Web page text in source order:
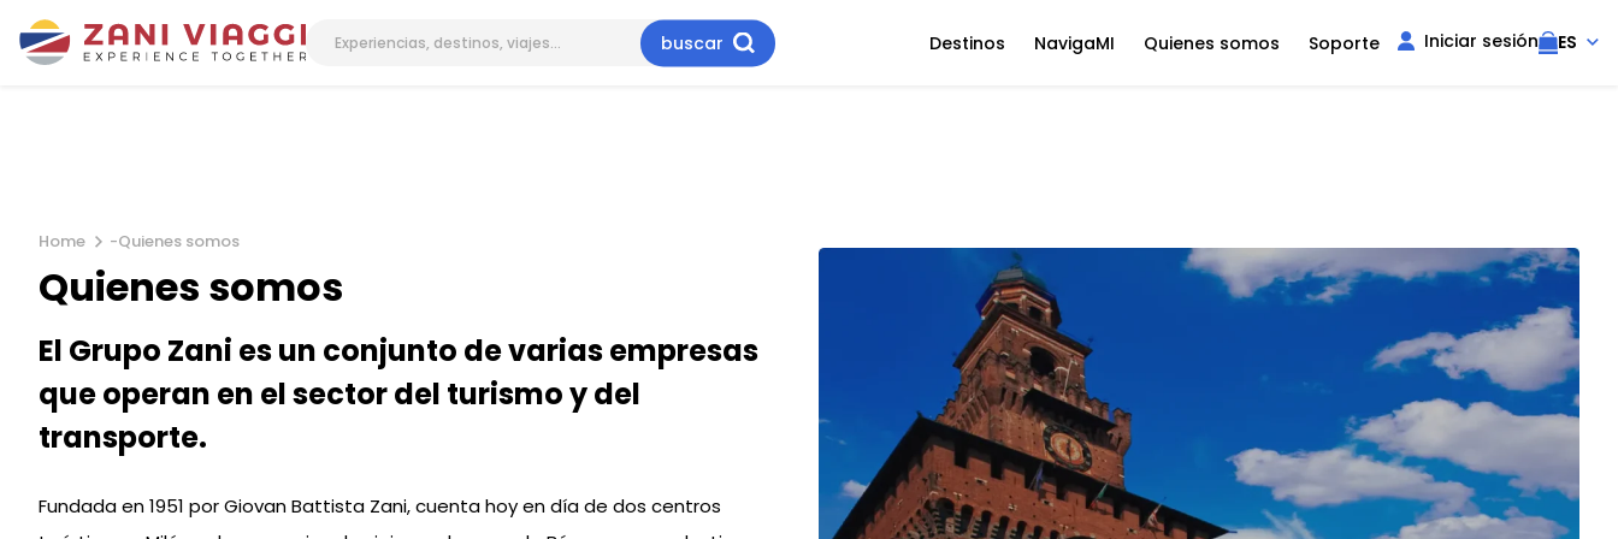
buscar Destinos NavigaMI Quienes somos Soporte Iniciar sesión ES
Home -Quienes somos
Quienes somos
El Grupo Zani es un conjunto de varias empresas
que operan en el sector del turismo y del
transporte.
Fundada en 1951 por Giovan Battista Zani, cuenta hoy en día de dos centros